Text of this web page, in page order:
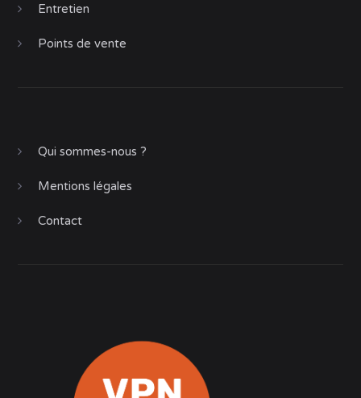
Entretien
Points de vente
Qui sommes-nous ?
Mentions légales
Contact